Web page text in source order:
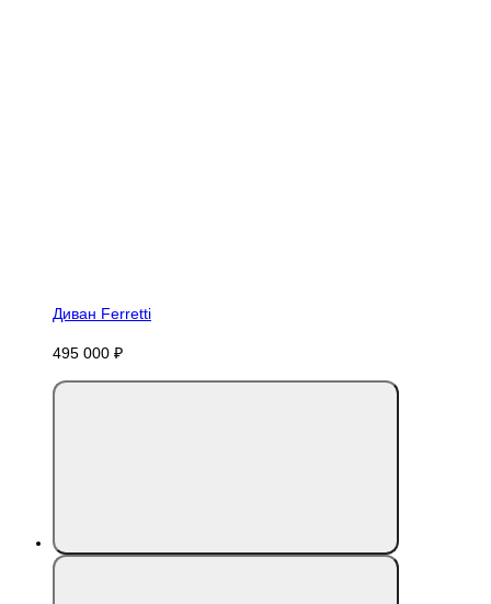
Диван Ferretti
495 000 ₽